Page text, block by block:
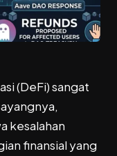
(DeFi) sangat
kesalahan
finansial yang